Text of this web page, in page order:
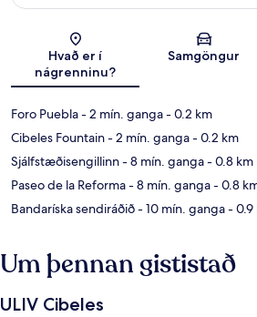
Kort
Hvað er í
nágrenninu?
Samgöngur
Foro Puebla- 2 mín. ganga- 0.2 km
Cibeles Fountain- 2 mín. ganga- 0.2 km
Sjálfstæðisengillinn- 8 mín. ganga- 0.8 km
Paseo de la Reforma- 8 mín. ganga- 0.8
Bandaríska sendiráðið- 10 mín. ganga- 0.9
Um þennan gististað
ULIV Cibeles